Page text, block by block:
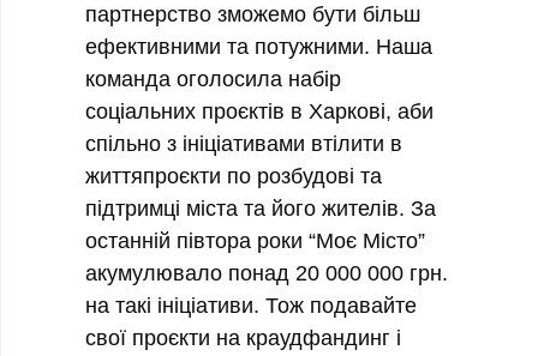
партнерство зможемо бути більш
ефективними та потужними. Наша
команда оголосила набір
соціальних проєктів в Харкові, аби
спільно з ініціативами втілити в
життяпроєкти по розбудові та
підтримці міста та його жителів. За
останній півтора роки “Моє Місто”
акумулювало понад 20 000 000 грн.
на такі ініціативи. Тож подавайте
свої проєкти на краудфандинг і